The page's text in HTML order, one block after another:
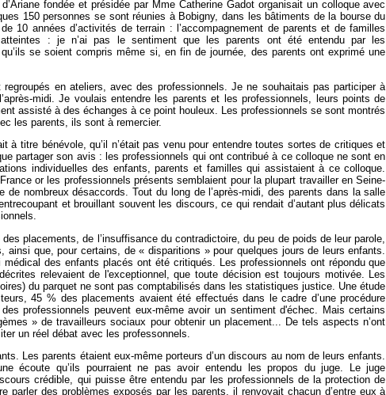
fondée et présidée par Mme Catherine Gadot organisait un colloque avec
150 personnes se sont réunies à Bobigny, dans les bâtiments de la bourse du
10 années d’activités de terrain : l’accompagnement de parents et de familles
: je n’ai pas le sentiment que les parents ont été entendu par les
se soient compris même si, en fin de journée, des parents ont exprimé une
en ateliers, avec des professionnels. Je ne souhaitais pas participer à
midi. Je voulais entendre les parents et les professionnels, leurs points de
assisté à des échanges à ce point houleux. Les professionnels se sont montrés
les parents, ils sont à remercier.
à titre bénévole, qu’il n’était pas venu pour entendre toutes sortes de critiques et
partager son avis : les professionnels qui ont contribué à ce colloque ne sont en
individuelles des enfants, parents et familles qui assistaient à ce colloque.
or les professionnels présents semblaient pour la plupart travailler en Seine-
de nombreux désaccords. Tout du long de l’après-midi, des parents dans la salle
et brouillant souvent les discours, ce qui rendait d’autant plus délicats
placements, de l’insuffisance du contradictoire, du peu de poids de leur parole,
ainsi que, pour certains, de « disparitions » pour quelques jours de leurs enfants.
des enfants placés ont été critiqués. Les professionnels ont répondu que
relevaient de l'exceptionnel, que toute décision est toujours motivée. Les
du parquet ne sont pas comptabilisés dans les statistiques justice. Une étude
45 % des placements avaient été effectués dans le cadre d’une procédure
professionnels peuvent eux-même avoir un sentiment d'échec. Mais certains
» de travailleurs sociaux pour obtenir un placement... De tels aspects n’ont
un réel débat avec les professonnels.
Les parents étaient eux-même porteurs d’un discours au nom de leurs enfants.
écoute qu’ils pourraient ne pas avoir entendu les propos du juge. Le juge
crédible, qui puisse être entendu par les professionnels de la protection de
parler des problèmes exposés par les parents, il renvoyait chacun d’entre eux à